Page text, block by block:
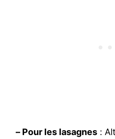
– Pour les lasagnes :